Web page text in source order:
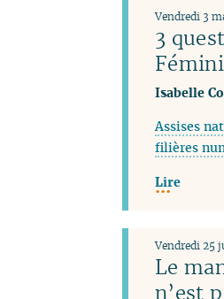
3
Vendredi 3
Isabelle
Assises
filières
Lire
Le
n’est
Vendredi 25